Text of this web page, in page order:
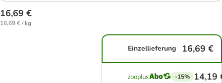
16,69 €
16,69 € / kg
Einzellieferung 16,69 €
-15% 14,19